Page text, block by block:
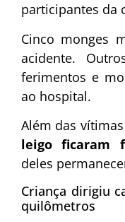
participantes da
Cinco monges
acidente.
ferimentos e
ao hospital.
Além das
leigo ficaram
deles
Criança dirigiu
quilômetros